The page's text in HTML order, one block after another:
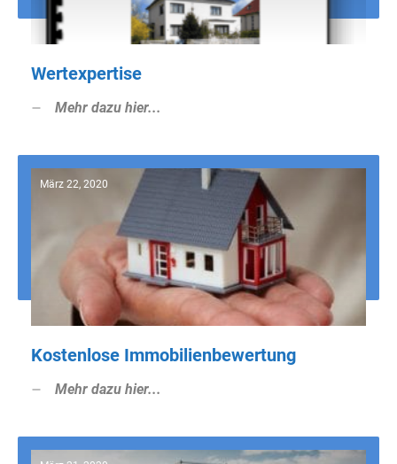
Wertexpertise
Mehr dazu hier...
März 22, 2020
Kostenlose Immobilienbewertung
Mehr dazu hier...